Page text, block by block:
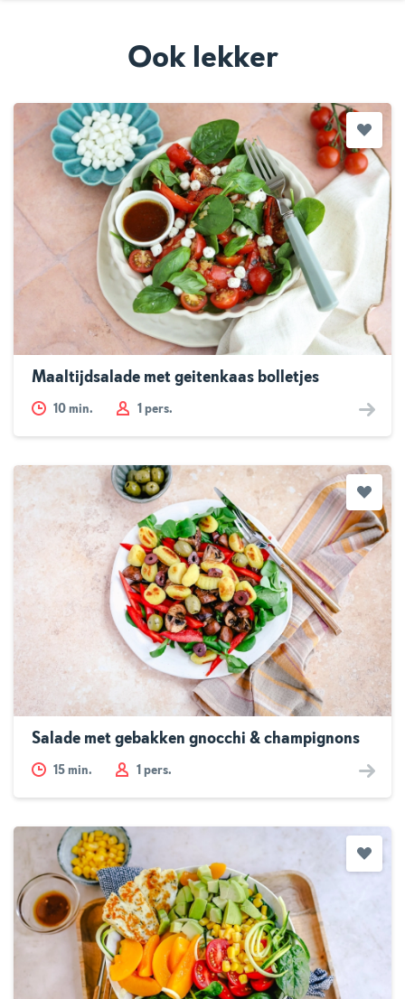
Ook lekker
Maaltijdsalade met geitenkaas bolletjes
10 min. 1 pers.
Salade met gebakken gnocchi & champignons
15 min. 1 pers.